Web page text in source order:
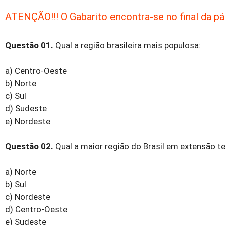
ATENÇÃO!!! O Gabarito encontra-se no final da
Questão 01. Qual a região brasileira mais populosa:
a) Centro-Oeste
b) Norte
c) Sul
d) Sudeste
e) Nordeste
Questão 02. Qual a maior região do Brasil em extensão
a) Norte
b) Sul
c) Nordeste
d) Centro-Oeste
e) Sudeste